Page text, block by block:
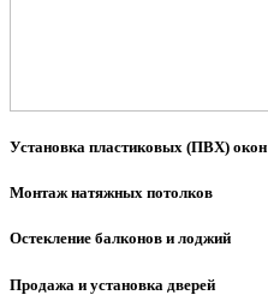
Установка пластиковых (ПВХ) окон
Монтаж натяжных потолков
Остекление балконов и лоджий
Продажа и установка дверей